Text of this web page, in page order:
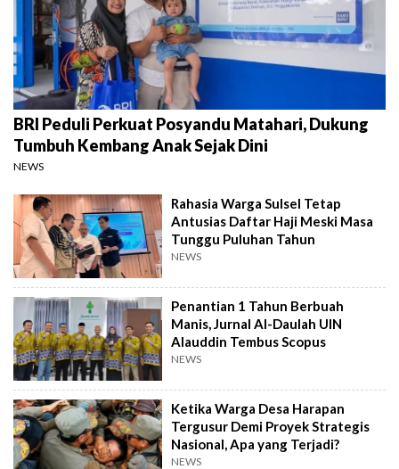
BRI Peduli Perkuat Posyandu Matahari, Dukung
Tumbuh Kembang Anak Sejak Dini
NEWS
Rahasia Warga Sulsel Tetap
Antusias Daftar Haji Meski Masa
Tunggu Puluhan Tahun
NEWS
Penantian 1 Tahun Berbuah
Manis, Jurnal Al-Daulah UIN
Alauddin Tembus Scopus
NEWS
Ketika Warga Desa Harapan
Tergusur Demi Proyek Strategis
Nasional, Apa yang Terjadi?
NEWS